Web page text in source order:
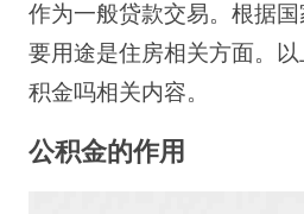
作为一般贷款交易。根据
要用途是住房相关方面。
积金吗相关内容。
公积金的作用